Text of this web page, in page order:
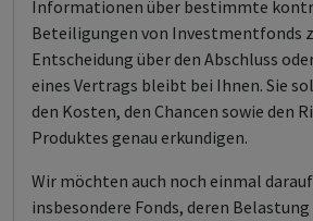
Informationen über bestimmte
Beteiligungen von Investmentfonds
Entscheidung über den Abschluss
eines Vertrags bleibt bei Ihnen. Sie
den Kosten, den Chancen sowie den
Produktes genau erkundigen.
Wir möchten auch noch einmal
insbesondere Fonds, deren